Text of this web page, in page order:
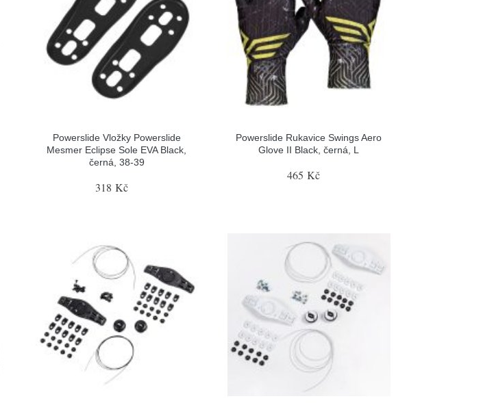
Powerslide Vložky Powerslide
Mesmer Eclipse Sole EVA Black,
černá, 38-39
318 Kč
Powerslide Rukavice Swings Aero
Glove II Black, černá, L
465 Kč